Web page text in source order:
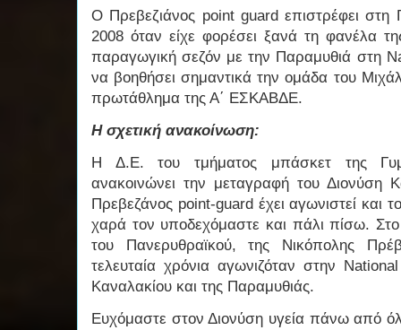
Ο Πρεβεζιάνος point guard επιστρέφει
2008 όταν είχε φορέσει ξανά τη φανέλα
παραγωγική σεζόν με την Παραμυθιά στη
να βοηθήσει σημαντικά την ομάδα του
πρωτάθλημα της Α΄ ΕΣΚΑΒΔΕ.
Η σχετική ανακοίνωση:
Η Δ.Ε. του τμήματος μπάσκετ της
ανακοινώνει την μεταγραφή του Διονύση
Πρεβεζάνος point-guard έχει αγωνιστεί και
χαρά τον υποδεχόμαστε και πάλι πίσω.
του Πανερυθραϊκού, της Νικόπολης
τελευταία χρόνια αγωνιζόταν στην
Καναλακίου και της Παραμυθιάς.
Ευχόμαστε στον Διονύση υγεία πάνω από